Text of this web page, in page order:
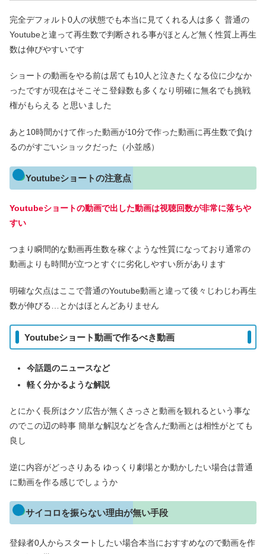
完全デフォルト0人の状態でも本当に見てくれる人は多く 普通の
Youtubeと違って再生数で判断される事がほとんど無く性質上再生
数は伸びやすいです
ショートの動画をやる前は居ても10人と泣きたくなる位に少なか
ったですが現在はそこそこ登録数も多くなり明確に無名でも挑戦
権がもらえる と思いました
あと10時間かけて作った動画が10分で作った動画に再生数で負け
るのがすごいショックだった（小並感）
Youtubeショートの注意点
Youtubeショートの動画で出した動画は視聴回数が非常に落ちや
すい
つまり瞬間的な動画再生数を稼ぐような性質になっており通常の
動画よりも時間が立つとすぐに劣化しやすい所があります
明確な欠点はここで普通のYoutube動画と違って後々じわじわ再生
数が伸びる…とかはほとんどありません
Youtubeショート動画で作るべき動画
今話題のニュースなど
軽く分かるような解説
とにかく長所はクソ広告が無くさっさと動画を観れるという事な
のでこの辺の時事 簡単な解説などを含んだ動画とは相性がとても
良し
逆に内容がどっさりある ゆっくり劇場とか動かしたい場合は普通
に動画を作る感じでしょうか
サイコロを振らない理由が無い手段
登録者0人からスタートしたい場合本当におすすめなので動画を作